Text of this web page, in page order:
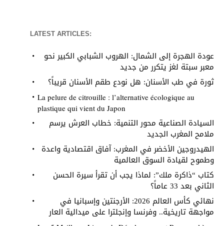
LATEST ARTICLES:
عودة الهجرة إلى الشمال: الهروب الشبابي الكبير نحو
معبر سبتة لغز يتكرر من جديد
ثورة في طب الأسنان: هل نودع طقم الأسنان قريباً؟
La pelure de citrouille : l’alternative écologique au
plastique qui vient du Japon
السيادة الصناعية محور التنمية: خطاب العرش يرسم
ملامح المغرب الجديد
الهيدروجين الأخضر في المغرب: آفاق اقتصادية واعدة
وطموح لقيادة السوق العالمية
كتاب “ذاكرة ملك”: لماذا يجب أن تقرأ سيرة الحسن
الثاني بعد 33 عاماً؟
نهائي كأس العالم 2026: الأرجنتين وإسبانيا في
مواجهة تاريخية.. وفرنسا وإنجلترا على ميدالية العار